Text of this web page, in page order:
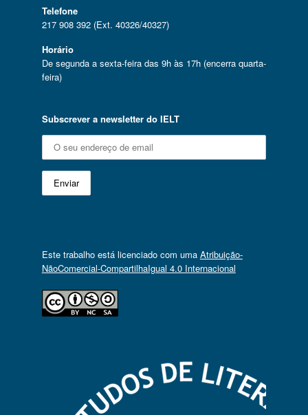
Telefone
217 908 392 (Ext. 40326/40327)
Horário
De segunda a sexta-feira das 9h às 17h (encerra quarta-
feira)
Subscrever a newsletter do IELT
Este trabalho está licenciado com uma Atribuição-
NãoComercial-CompartilhaIgual 4.0 Internacional